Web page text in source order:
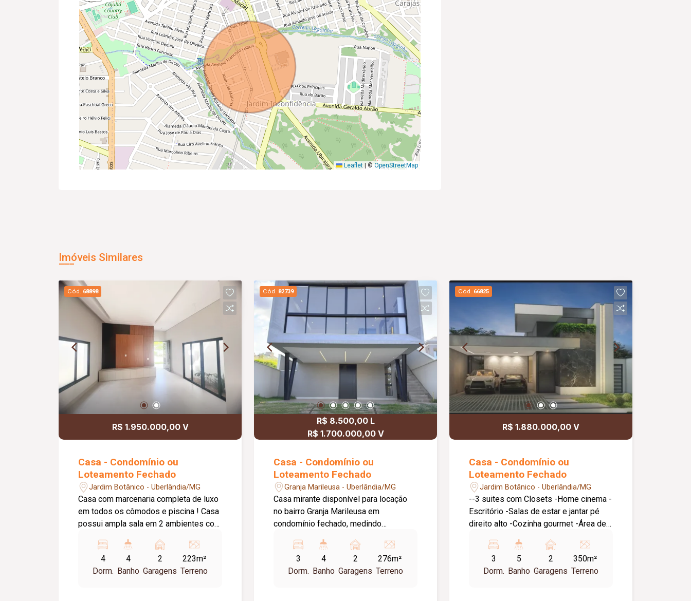
Leaflet © OpenStreetMap
Imóveis Similares
Cód. 68898
R$ 1.950.000,00 V
Casa - Condomínio ou
Loteamento Fechado
Jardim Botânico - Uberlândia/MG
Casa com marcenaria completa de luxo
em todos os cômodos e piscina ! Casa
possui ampla sala em 2 ambientes com
cozinha; Conceito open space; 3 suítes
com closet ocultos; Escritório; Cozinha
em ilha repleta de armários; Lavanderia
4
Dorm.
4
Banho
2
Garagens
223m²
Terreno
Cód. 82739
R$ 8.500,00 L
R$ 1.700.000,00 V
Casa - Condomínio ou
Loteamento Fechado
Granja Marileusa - Uberlândia/MG
Casa mirante disponível para locação
no bairro Granja Marileusa em
condomínio fechado, medindo
construída, com projeto de iluminação, é
composta por sala ampla, cozinha com
armários e bancada em granito,
3
Dorm.
4
Banho
2
Garagens
276m²
Terreno
Cód. 66825
R$ 1.880.000,00 V
Casa - Condomínio ou
Loteamento Fechado
Jardim Botânico - Uberlândia/MG
--3 suites com Closets -Home cinema -
Escritório -Salas de estar e jantar pé
direito alto -Cozinha gourmet -Área de
piscina com spa e cascata -depósito
3
Dorm.
5
Banho
2
Garagens
350m²
Terreno